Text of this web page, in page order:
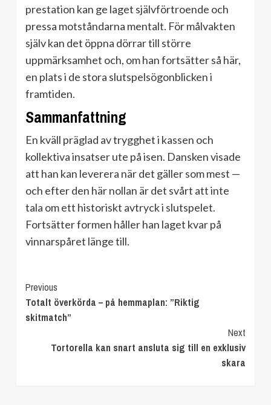
prestation kan ge laget självförtroende och
pressa motståndarna mentalt. För målvakten
själv kan det öppna dörrar till större
uppmärksamhet och, om han fortsätter så här,
en plats i de stora slutspelsögonblicken i
framtiden.
Sammanfattning
En kväll präglad av trygghet i kassen och
kollektiva insatser ute på isen. Dansken visade
att han kan leverera när det gäller som mest —
och efter den här nollan är det svårt att inte
tala om ett historiskt avtryck i slutspelet.
Fortsätter formen håller han laget kvar på
vinnarspåret länge till.
Continue
Reading
Previous
Totalt överkörda – på hemmaplan: ”Riktig
skitmatch”
Next
Tortorella kan snart ansluta sig till en exklusiv
skara